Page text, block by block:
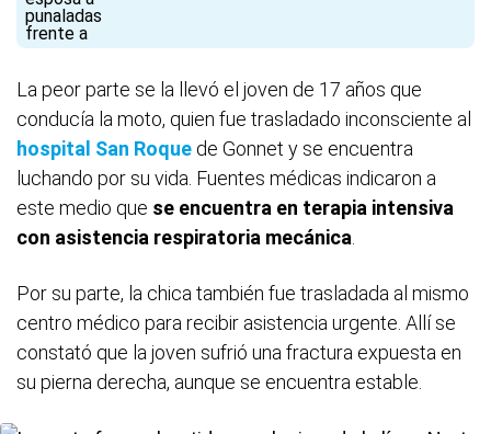
La peor parte se la llevó el joven de 17 años que
conducía la moto, quien fue trasladado inconsciente al
hospital San Roque de Gonnet y se encuentra
luchando por su vida. Fuentes médicas indicaron a
este medio que se encuentra en terapia intensiva
con asistencia respiratoria mecánica
Por su parte, la chica también fue trasladada al mismo
centro médico para recibir asistencia urgente. Allí se
constató que la joven sufrió una fractura expuesta en
su pierna derecha, aunque se encuentra estable.